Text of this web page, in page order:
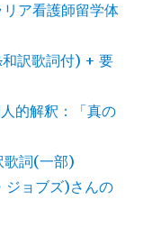
ア看護師留学体
訳歌詞付) + 要
的解釈：「真の
詞(一部)
ョブズ)さんの